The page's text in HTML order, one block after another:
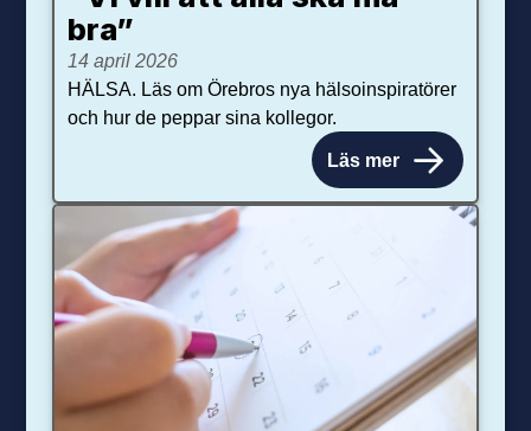
bra”
14 april 2026
HÄLSA. Läs om Örebros nya hälsoinspiratörer
och hur de peppar sina kollegor.
Läs mer